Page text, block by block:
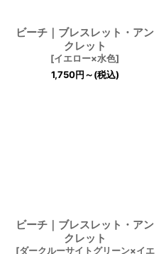
ビーチ｜ブレスレット・アン
クレット
[イエロー×水色]
1,750円～(税込)
ビーチ｜ブレスレット・アン
クレット
[ダークルーサイトグリーン×イエ